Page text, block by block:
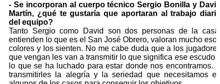
- Se incorporan al cuerpo técnico Sergio Bonilla y
Martín, ¿qué te gustaría que aportaran al trabajo
del equipo?
Tanto Sergio como David son dos personas de la
entienden lo que es el San José Obrero, valoran mucho
colores y los sienten. No me cabe duda que a los
que vengan les van a transmitir lo que significa ese escudo
lo que se ha luchado para estar donde nos encontramos.
transmitirles la alegría y la seriedad que necesitamos